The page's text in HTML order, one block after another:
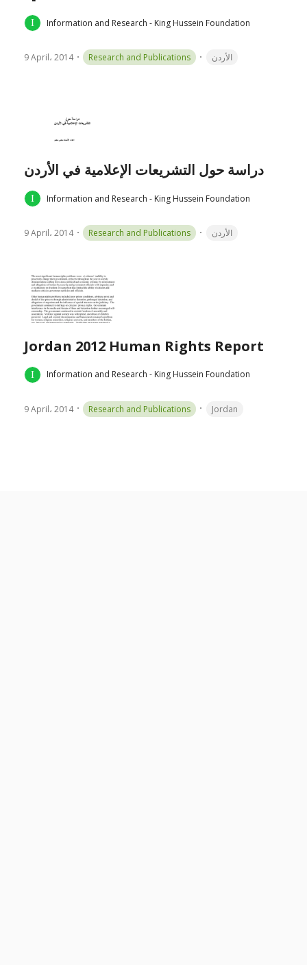
Information and Research - King Hussein Foundation
9 April، 2014 Research and Publications الأردن
دراسة حول التشريعات الإعلامية في الأردن
Information and Research - King Hussein Foundation
9 April، 2014 Research and Publications الأردن
Jordan 2012 Human Rights Report
Information and Research - King Hussein Foundation
9 April، 2014 Research and Publications Jordan